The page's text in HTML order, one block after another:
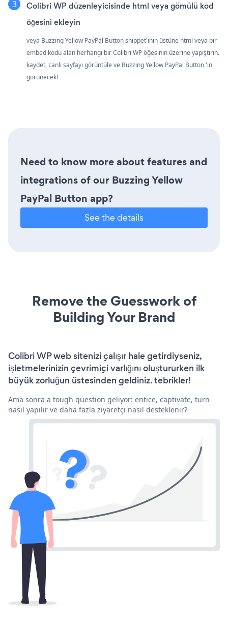
Colibri WP düzenleyicisinde html veya gömülü kod
öğesini ekleyin
veya Buzzing Yellow PayPal Button snippet'inin üstüne html veya bir
embed kodu alan herhangi bir Colibri WP öğesinin üzerine yapıştırın.
kaydet, canlı sayfayı görüntüle ve Buzzing Yellow PayPal Button 'in
görünecek!
Need to know more about features and
integrations of our Buzzing Yellow
PayPal Button app?
See the details
Remove the Guesswork of
Building Your Brand
Colibri WP web sitenizi çalışır hale getirdiyseniz,
işletmelerinizin çevrimiçi varlığını oluştururken ilk
büyük zorluğun üstesinden geldiniz. tebrikler!
Ama sonra a tough question geliyor: entice, captivate, turn
nasıl yapılır ve daha fazla ziyaretçi nasıl desteklenir?